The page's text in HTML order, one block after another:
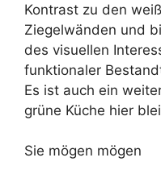
Kontrast zu den
Ziegelwänden und
des visuellen
funktionaler
Es ist auch ein
grüne Küche hier
Sie mögen mögen